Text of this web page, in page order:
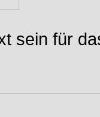
sein für